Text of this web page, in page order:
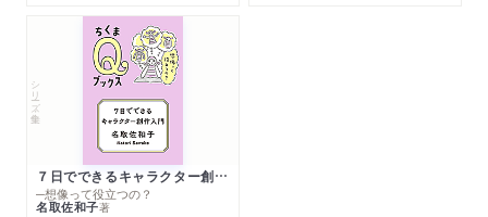
シリーズ・全集
７日でできるキャラクター創作入門
─想像って役立つの？
名取佐和子著